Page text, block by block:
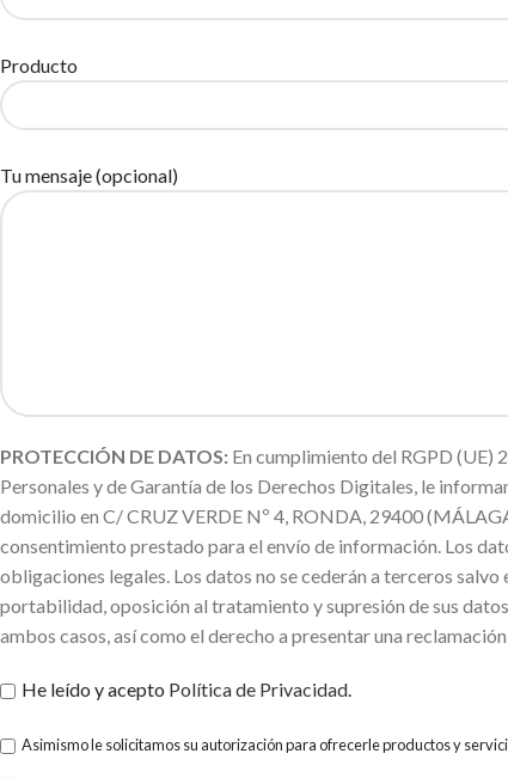
Producto
Tu mensaje (opcional)
PROTECCIÓN DE DATOS: En cumplimiento del RGPD (UE)
Personales y de Garantía de los Derechos Digitales, le
domicilio en C/ CRUZ VERDE Nº 4, RONDA, 29400
consentimiento prestado para el envío de información. Los
obligaciones legales. Los datos no se cederán a terceros
portabilidad, oposición al tratamiento y supresión de sus
ambos casos, así como el derecho a presentar una
He leído y acepto Política de Privacidad
Asimismo le solicitamos su autorización para ofrecerle productos y